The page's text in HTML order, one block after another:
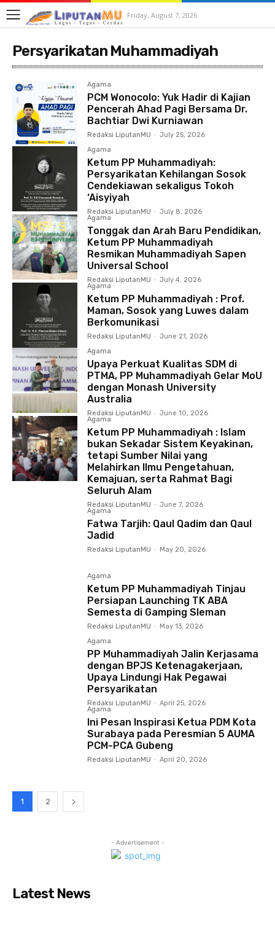
Friday, August 7, 2026
Persyarikatan Muhammadiyah
Agama
PCM Wonocolo: Yuk Hadir di Kajian
Pencerah Ahad Pagi Bersama Dr.
Bachtiar Dwi Kurniawan
Redaksi LiputanMU - July 25, 2026
Agama
Ketum PP Muhammadiyah:
Persyarikatan Kehilangan Sosok
Cendekiawan sekaligus Tokoh
‘Aisyiyah
Redaksi LiputanMU - July 8, 2026
Agama
Tonggak dan Arah Baru Pendidikan,
Ketum PP Muhammadiyah
Resmikan Muhammadiyah Sapen
Universal School
Redaksi LiputanMU - July 4, 2026
Agama
Ketum PP Muhammadiyah : Prof.
Maman, Sosok yang Luwes dalam
Berkomunikasi
Redaksi LiputanMU - June 21, 2026
Agama
Upaya Perkuat Kualitas SDM di
PTMA, PP Muhammadiyah Gelar MoU
dengan Monash University
Australia
Redaksi LiputanMU - June 10, 2026
Agama
Ketum PP Muhammadiyah : Islam
bukan Sekadar Sistem Keyakinan,
tetapi Sumber Nilai yang
Melahirkan Ilmu Pengetahuan,
Kemajuan, serta Rahmat Bagi
Seluruh Alam
Redaksi LiputanMU - June 7, 2026
Agama
Fatwa Tarjih: Qaul Qadim dan Qaul
Jadid
Redaksi LiputanMU - May 20, 2026
Agama
Ketum PP Muhammadiyah Tinjau
Persiapan Launching TK ABA
Semesta di Gamping Sleman
Redaksi LiputanMU -
May 13, 2026
Agama
PP Muhammadiyah Jalin Kerjasama
dengan BPJS Ketenagakerjaan,
Upaya Lindungi Hak Pegawai
Persyarikatan
Redaksi LiputanMU - April 25, 2026
Agama
Ini Pesan Inspirasi Ketua PDM Kota
Surabaya pada Peresmian 5 AUMA
PCM-PCA Gubeng
Redaksi LiputanMU - April 20, 2026
1 2
- Advertisement -
Latest News